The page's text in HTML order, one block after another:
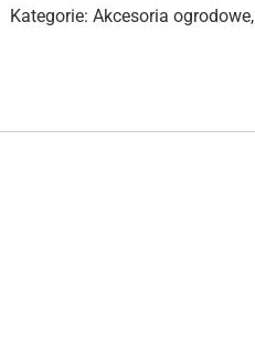
Kategorie:Akcesoria ogrodowe,